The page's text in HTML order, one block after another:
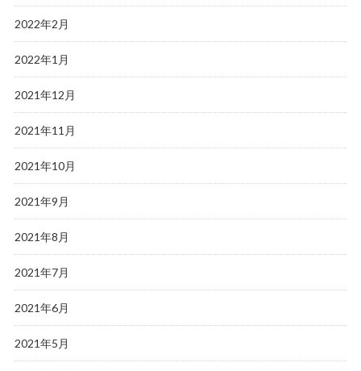
2022年2月
2022年1月
2021年12月
2021年11月
2021年10月
2021年9月
2021年8月
2021年7月
2021年6月
2021年5月